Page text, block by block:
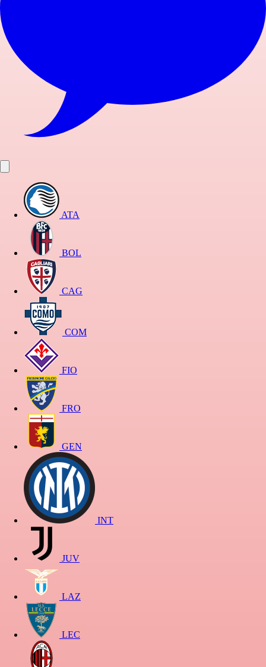
ATA
BOL
CAG
COM
FIO
FRO
GEN
INT
JUV
LAZ
LEC